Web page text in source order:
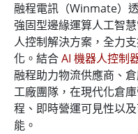
融程電訊（Winmate）
強固型邊緣運算人工智
人控制解決方案，全力
化。結合AI 機器人控制
融程助力物流供應商、
工廠團隊，在現代化倉
程、即時營運可見性以
能。